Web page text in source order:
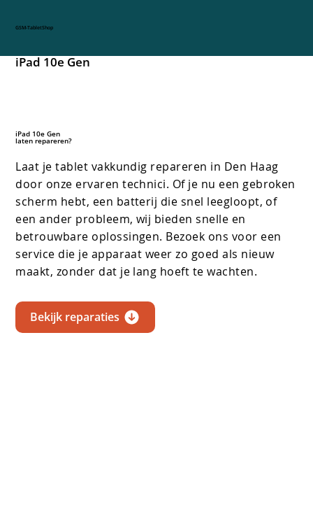
GSM-TabletShop
iPad 10e Gen
iPad 10e Gen
laten repareren?
Laat je tablet vakkundig repareren in Den Haag
door onze ervaren technici. Of je nu een gebroken
scherm hebt, een batterij die snel leegloopt, of
een ander probleem, wij bieden snelle en
betrouwbare oplossingen. Bezoek ons voor een
service die je apparaat weer zo goed als nieuw
maakt, zonder dat je lang hoeft te wachten.
Bekijk reparaties